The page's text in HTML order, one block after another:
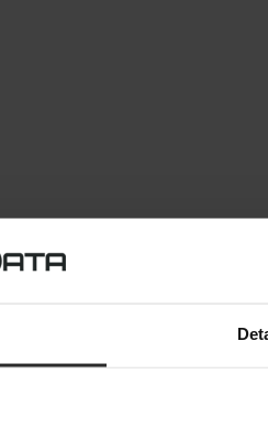
quando estás à procura